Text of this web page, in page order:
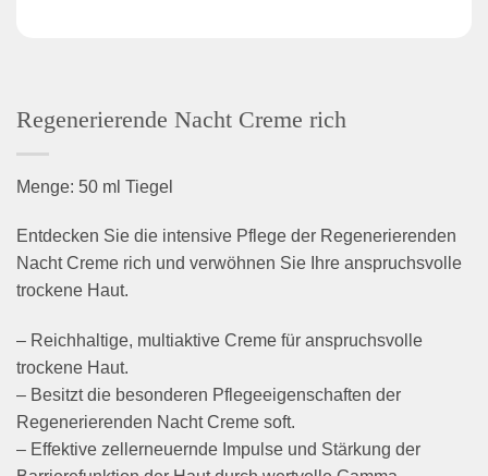
Regenerierende Nacht Creme rich
Menge: 50 ml Tiegel
Entdecken Sie die intensive Pflege der Regenerierenden
Nacht Creme rich und verwöhnen Sie Ihre anspruchsvolle
trockene Haut.
– Reichhaltige, multiaktive Creme für anspruchsvolle
trockene Haut.
– Besitzt die besonderen Pflegeeigenschaften der
Regenerierenden Nacht Creme soft.
– Effektive zellerneuernde Impulse und Stärkung der